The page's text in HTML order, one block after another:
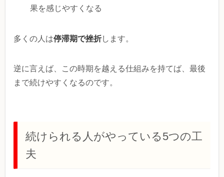
果を感じやすくなる
多くの人は停滞期で挫折します。
逆に言えば、この時期を越える仕組みを持てば、最後
まで続けやすくなるのです。
続けられる人がやっている5つの工
夫